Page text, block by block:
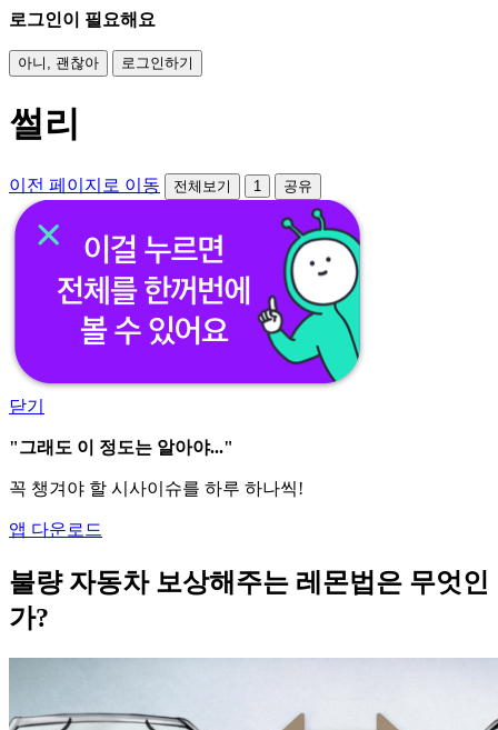
로그인이 필요해요
아니, 괜찮아 로그인하기
썰리
이전 페이지로 이동 전체보기 1 공유
닫기
"그래도 이 정도는 알아야..."
꼭 챙겨야 할 시사이슈를 하루 하나씩!
앱 다운로드
불량 자동차 보상해주는 레몬법은 무엇인
가?